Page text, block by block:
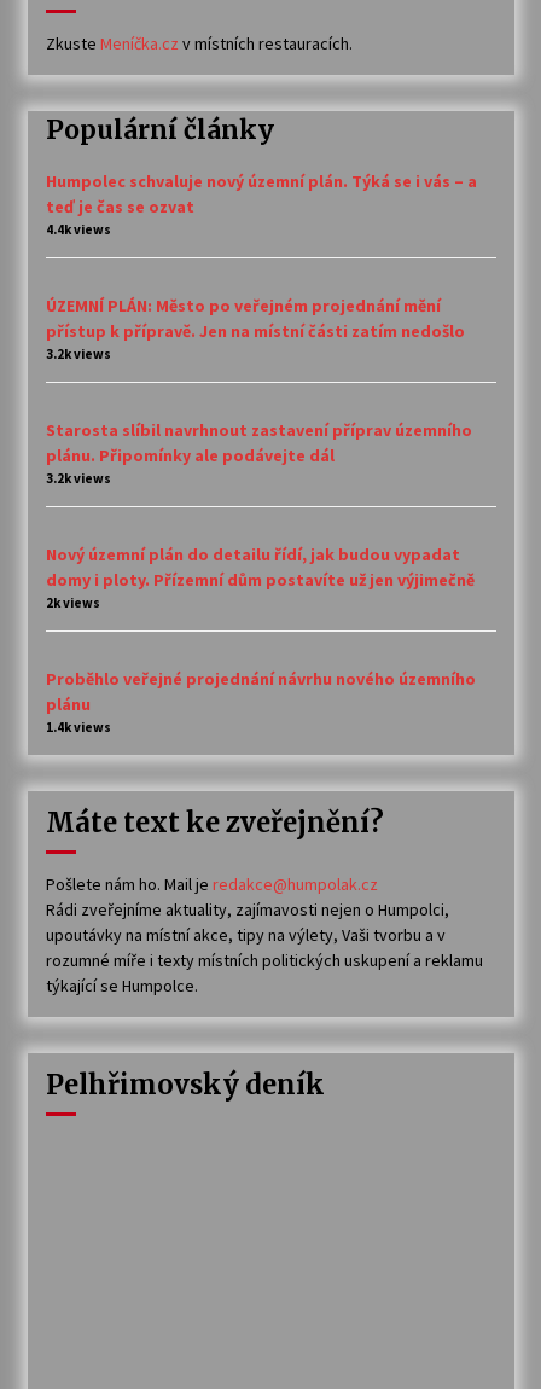
Zkuste Meníčka.cz v místních restauracích.
Populární články
Humpolec schvaluje nový územní plán. Týká se i vás – a
teď je čas se ozvat
4.4k views
ÚZEMNÍ PLÁN: Město po veřejném projednání mění
přístup k přípravě. Jen na místní části zatím nedošlo
3.2k views
Starosta slíbil navrhnout zastavení příprav územního
plánu. Připomínky ale podávejte dál
3.2k views
Nový územní plán do detailu řídí, jak budou vypadat
domy i ploty. Přízemní dům postavíte už jen výjimečně
2k views
Proběhlo veřejné projednání návrhu nového územního
plánu
1.4k views
Máte text ke zveřejnění?
Pošlete nám ho. Mail je redakce@humpolak.cz
Rádi zveřejníme aktuality, zajímavosti nejen o Humpolci,
upoutávky na místní akce, tipy na výlety, Vaši tvorbu a v
rozumné míře i texty místních politických uskupení a reklamu
týkající se Humpolce.
Pelhřimovský deník